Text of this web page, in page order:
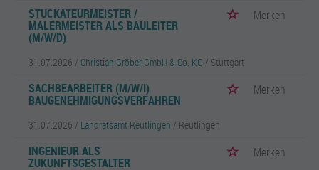
STUCKATEURMEISTER /
MALERMEISTER ALS BAULEITER
(M/W/D)
Merken
31.07.2026 / Christian Gröber GmbH & Co. KG / Stuttgart
SACHBEARBEITER (M/W/I)
BAUGENEHMIGUNGSVERFAHREN
Merken
31.07.2026 / Landratsamt Reutlingen / Reutlingen
INGENIEUR ALS
ZUKUNFTSGESTALTER
Merken